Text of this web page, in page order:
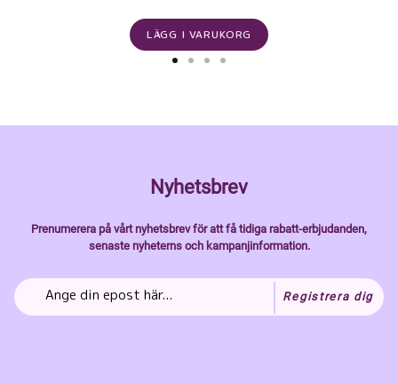
LÄGG I VARUKORG
Nyhetsbrev
Prenumerera på vårt nyhetsbrev för att få tidiga rabatt-erbjudanden,
senaste nyheterns och kampanjinformation.
Registrera dig